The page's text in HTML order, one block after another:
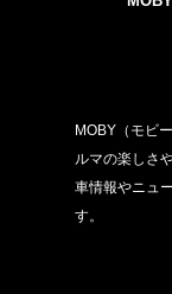
MOBY（モビ
ルマの楽しさ
車情報やニュ
す。